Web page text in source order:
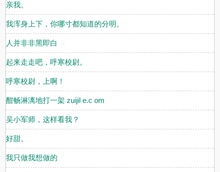
亲我。
我浑身上下，你哪寸都知道的分明。
人并非非黑即白
起来走走吧，呼寒校尉。
呼寒校尉，上啊！
酣畅淋漓地打一架 zuijil e.c om
吴小军师，这样看我？
好甜。
我只做我想做的